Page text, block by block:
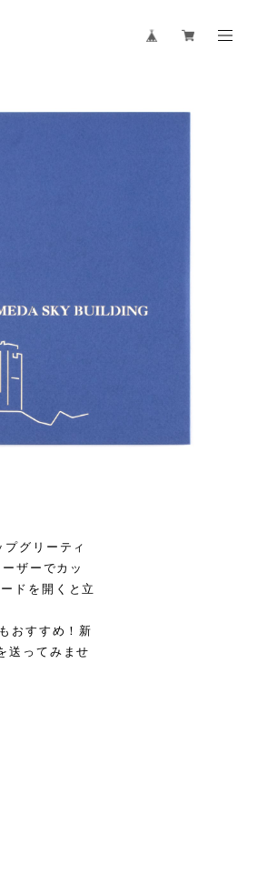
グリーティ
ザーでカッ
ドを開くと立
おすすめ！新
送ってみませ